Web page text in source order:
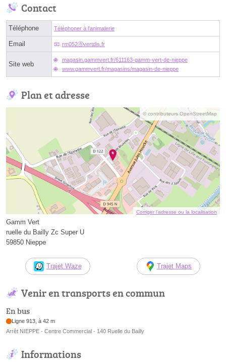
Contact
Téléphone Téléphoner à l'animalerie
Email rm052ⓐvertdis.fr
Site web
magasin.gammvert.fr/611163-gamm-vert-de-nieppe
www.gammvert.fr/magasins/magasin-de-nieppe
Plan et adresse
© contributeurs OpenStreetMap
Corriger l’adresse ou la localisation
Gamm Vert
ruelle du Bailly Zc Super U
59850 Nieppe
Trajet Waze Trajet Maps
Venir en transports en commun
En bus
Ligne 913, à 42 m
Arrêt NIEPPE - Centre Commercial - 140 Ruelle du Bailly
Informations